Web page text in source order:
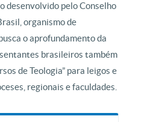
desenvolvido pelo Conselho
organismo de
o aprofundamento da
brasileiros também
de Teologia” para leigos e
regionais e faculdades.